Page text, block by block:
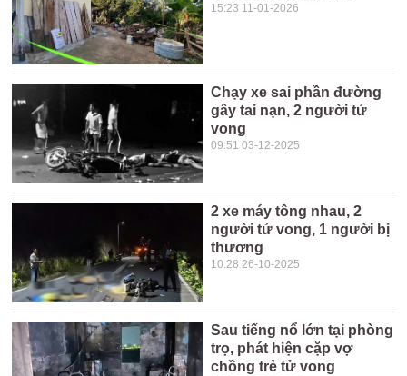
15:23 11-01-2026
Chạy xe sai phần đường
gây tai nạn, 2 người tử
vong
09:51 03-12-2025
2 xe máy tông nhau, 2
người tử vong, 1 người bị
thương
10:28 26-10-2025
Sau tiếng nổ lớn tại phòng
trọ, phát hiện cặp vợ
chồng trẻ tử vong